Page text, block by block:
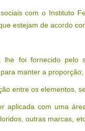
com o Instituto
estejam de acordo
foi fornecido pelo
manter a proporção;
entre os elementos,
aplicada com uma
outras marcas,